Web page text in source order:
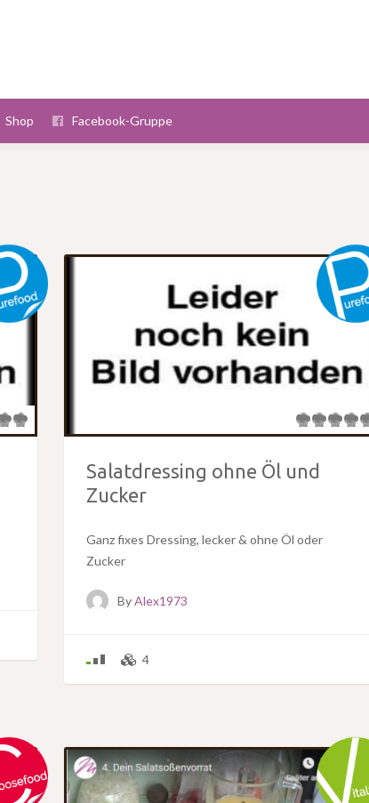
Shop Facebook-Gruppe
Salatdressing ohne Öl und
Zucker
Ganz fixes Dressing, lecker & ohne Öl oder
Zucker
ByAlex1973
4